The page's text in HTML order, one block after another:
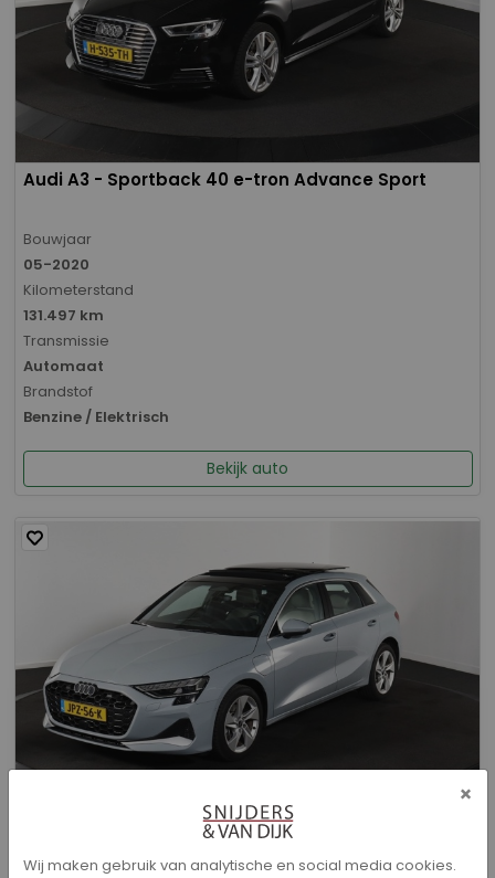
Audi A3 - Sportback 40 e-tron Advance Sport
Bouwjaar
05-2020
Kilometerstand
131.497 km
Transmissie
Automaat
Brandstof
Benzine / Elektrisch
Bekijk auto
Audi A3 - Sportback 40 TFSI e Advanced edition
×
Wij maken gebruik van analytische en social media cookies.